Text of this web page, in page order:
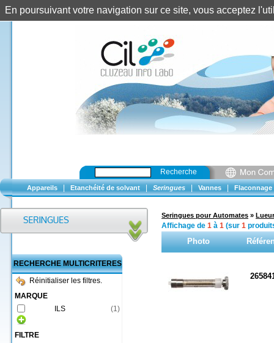
Recherche
Appareils Etanchéité de solvant Seringues Vannes Flaconnage
RECHERCHE MULTICRITERES
Réinitialiser les filtres.
MARQUE
ILS
(1)
FILTRE
Seringues pour Automates »
Affichage de 1 à 1 (sur 1
Photo
En poursuivant votre navigation sur ce site, vous acceptez